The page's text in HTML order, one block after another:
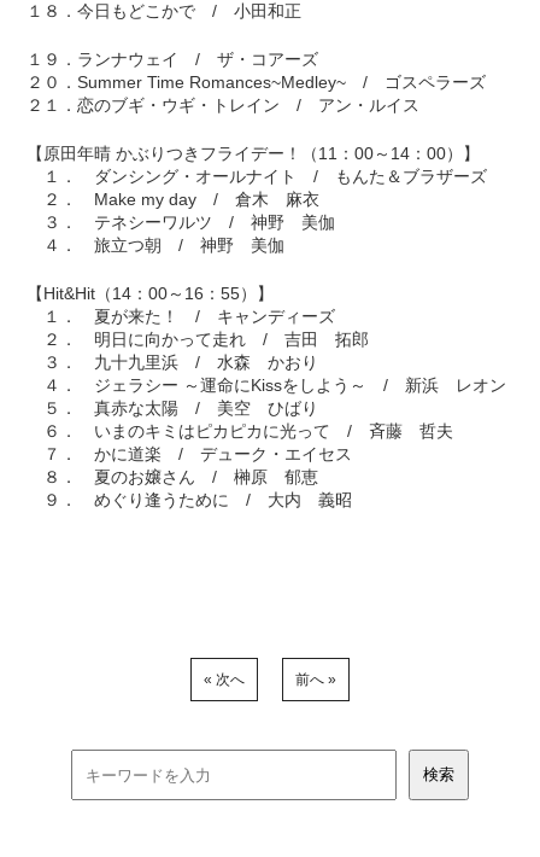
１８．今日もどこかで / 小田和正
１９．ランナウェイ / ザ・コアーズ
２０．Summer Time Romances~Medley~ / ゴスペラーズ
２１．恋のブギ・ウギ・トレイン / アン・ルイス
【原田年晴 かぶりつきフライデー！（11：00～14：00）】
１． ダンシング・オールナイト / もんた＆ブラザーズ
２． Make my day / 倉木 麻衣
３． テネシーワルツ / 神野 美伽
４． 旅立つ朝 / 神野 美伽
【Hit&Hit（14：00～16：55）】
１． 夏が来た！ / キャンディーズ
２． 明日に向かって走れ / 吉田 拓郎
３． 九十九里浜 / 水森 かおり
４． ジェラシー ～運命にKissをしよう～ / 新浜 レオン
５． 真赤な太陽 / 美空 ひばり
６． いまのキミはピカピカに光って / 斉藤 哲夫
７． かに道楽 / デューク・エイセス
８． 夏のお嬢さん / 榊原 郁恵
９． めぐり逢うために / 大内 義昭
« 次へ 前へ »